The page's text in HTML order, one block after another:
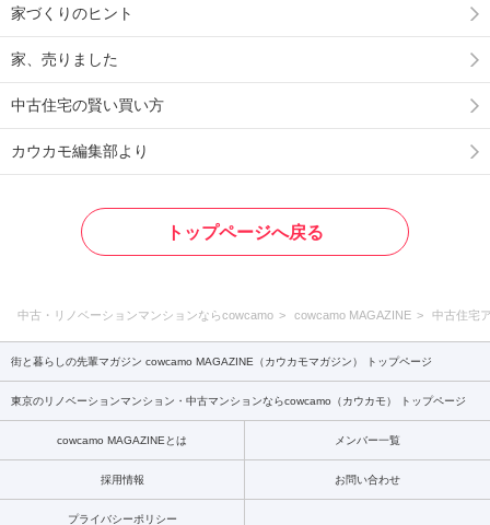
家づくりのヒント
家、売りました
中古住宅の賢い買い方
カウカモ編集部より
トップページへ戻る
中古・リノベーションマンションならcowcamo cowcamo MAGAZINE 中古住宅
街と暮らしの先輩マガジン cowcamo MAGAZINE（カウカモマガジン） トップページ
東京のリノベーションマンション・中古マンションならcowcamo（カウカモ） トップページ
cowcamo MAGAZINEとは メンバー一覧
採用情報 お問い合わせ
プライバシーポリシー